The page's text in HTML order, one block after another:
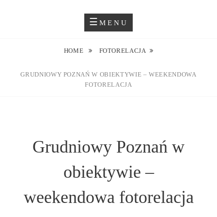
JUSTYNA EWA GROCHOWSKA
MENU
HOME FOTORELACJA
GRUDNIOWY POZNAŃ W OBIEKTYWIE – WEEKENDOWA
FOTORELACJA
Grudniowy Poznań w
obiektywie –
weekendowa fotorelacja